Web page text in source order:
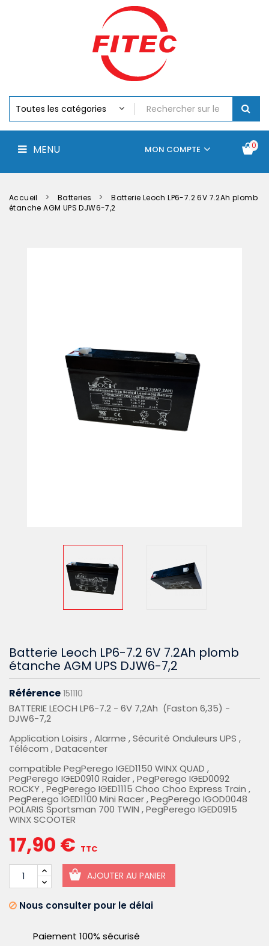
MENU 0
MON COMPTE
Chargeurs
Accus
Perceuse,
Visseuse
Batteries
Accueil Batteries
Batterie Leoch LP6-7.2 6V 7.2Ah plomb
étanche AGM UPS DJW6-7,2
Batterie Leoch LP6-7.2 6V 7.2Ah plomb
étanche AGM UPS DJW6-7,2
Référence 151110
BATTERIE LEOCH LP6-7.2 - 6V 7,2Ah (Faston 6,35) -
DJW6-7,2
Application Loisirs , Alarme , Sécurité Onduleurs UPS ,
Télécom , Datacenter
compatible PegPerego IGED1150 WINX QUAD ,
PegPerego IGED0910 Raider , PegPerego IGED0092
ROCKY , PegPerego IGED1115 Choo Choo Express Train ,
PegPerego IGED1100 Mini Racer , PegPerego IGOD0048
POLARIS Sportsman 700 TWIN , PegPerego IGED0915
WINX SCOOTER
17,90 € TTC
AJOUTER AU PANIER
Nous consulter pour le délai
Paiement 100% sécurisé